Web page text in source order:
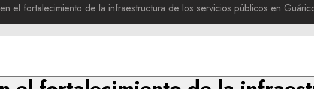
el fortalecimiento de la infraestructura de los servicios públicos en